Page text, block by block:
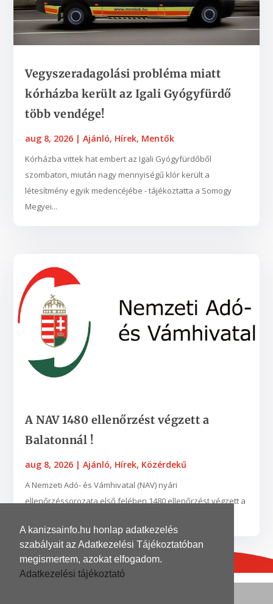
A kanizsainfo.hu honlap adatkezelés
szabályait az Adatkezelési Tájékoztatóban
megismertem, azokat elfogadom.
Adatkezelési tájékoztató
Vegyszeradagolási probléma miatt
kórházba került az Igali Gyógyfürdő
több vendége!
aug 8, 2026 |Ajánló, Hírek, Mentők
Kórházba vittek hat embert az Igali Gyógyfürdőből
szombaton, miután nagy mennyiségű klór került a
létesítmény egyik medencéjébe - tájékoztatta a Somogy
Megyei...
A NAV 1480 ellenőrzést végzett a
Balatonnál !
aug 8, 2026 |Ajánló, Hírek, Közérdekű
A Nemzeti Adó- és Vámhivatal (NAV) nyári
ellenőrzéssorozata első felében 1480 ellenőrzést végzett a